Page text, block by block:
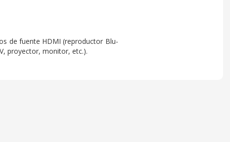
de fuente HDMI (reproductor Blu-
proyector, monitor, etc.).